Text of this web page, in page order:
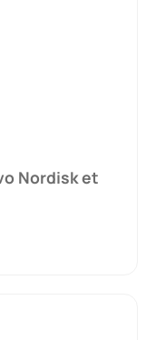
Nordisk et